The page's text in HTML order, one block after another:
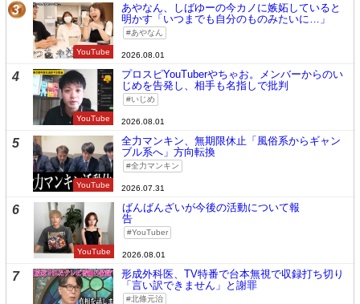
3
YouTube
あやなん、しばゆーの今カノに嫉妬していると
明かす「いつまでも自分のものみたいに…」
あやなん
2026.08.01
4
YouTube
プロスピYouTuberやちゃお。メンバーからのい
じめを告発し、相手も名指しで批判
いじめ
2026.08.01
5
YouTube
全力マンキン、無期限休止「風俗系からギャン
ブル系へ」方向転換
全力マンキン
2026.07.31
6
YouTube
ばんばんざいが今後の活動について報
告
YouTuber
2026.08.01
7
形成外科医、TV特番で台本無視で収録打ち切り
「言い訳できません」と謝罪
北條元治